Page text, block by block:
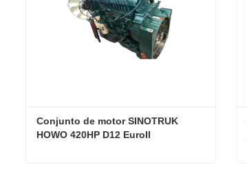
Conjunto de motor SINOTRUK
HOWO 420HP D12 EuroII